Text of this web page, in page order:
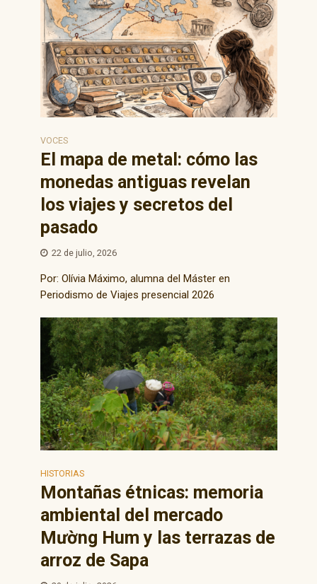
VOCES
El mapa de metal: cómo las
monedas antiguas revelan
los viajes y secretos del
pasado
22 de julio, 2026
Por: Olívia Máximo, alumna del Máster en
Periodismo de Viajes presencial 2026
HISTORIAS
Montañas étnicas: memoria
ambiental del mercado
Mường Hum y las terrazas de
arroz de Sapa